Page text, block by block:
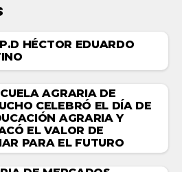
HÉCTOR EDUARDO
AGRARIA DE
CELEBRÓ EL DÍA DE
AGRARIA Y
EL VALOR DE
PARA EL FUTURO